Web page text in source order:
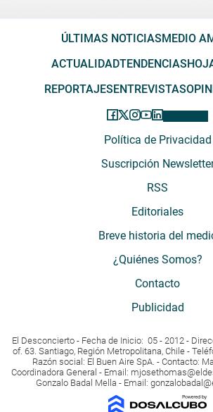
ÚLTIMAS NOTICIAS MEDIO
ACTUALIDADTENDENCIAS
REPORTAJES ENTREVISTAS
Política de Privacidad
Suscripción
RSS
Editoriales
Breve historia del
¿Quiénes Somos?
Contacto
Publicidad
El Desconcierto - Fecha de Inicio: 05 - 2012 -
of. 63. Santiago, Región Metropolitana, Chile -
Razón social: El Buen Aire SpA. - Contacto:
Coordinadora General - Email:
Gonzalo Badal Mella - Email: